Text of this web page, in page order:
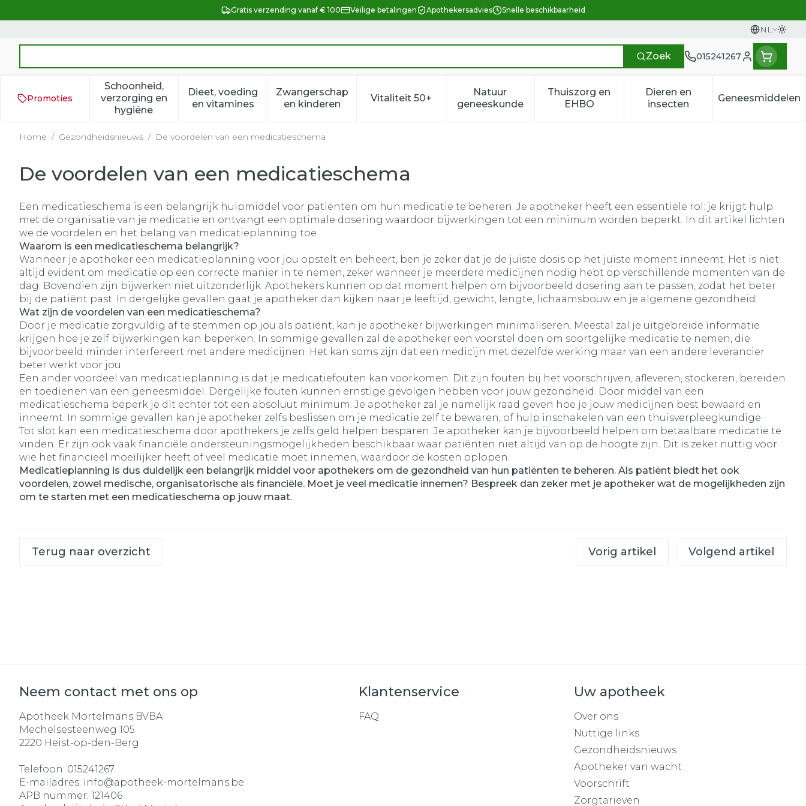
Gratis verzending vanaf € 100 Veilige betalingen Apothekersadvies Snelle beschikbaarheid
NL
Talen
Zoek 015241267
Klant menu
Promoties
Schoonheid,
verzorging en
hygiëne
Toon submenu voor Schoonheid, verzorging en hygiëne categorie
Dieet, voeding
en vitaminesToon submenu voor Dieet, voeding en vitamines categorie
Zwangerschap
en kinderenToon submenu voor Zwangerschap en kinderen categorie
Vitaliteit 50+Toon submenu voor Vitaliteit 50+ categorie
Natuur
geneeskunde
Toon submenu voor Natuur geneeskunde categorie
Thuiszorg en
EHBOToon submenu voor Thuiszorg en EHBO
Dieren en
insectenToon submenu voor Dieren
Geneesmiddelen
Toon
Home / Gezondheidsnieuws / De voordelen van een medicatieschema
De voordelen van een medicatieschema
Een medicatieschema is een belangrijk hulpmiddel voor patiënten om hun medicatie te beheren. Je apotheker heeft een essentiële rol: je krijgt hulp
met de organisatie van je medicatie en ontvangt een optimale dosering waardoor bijwerkingen tot een minimum worden beperkt. In dit artikel lichten
we de voordelen en het belang van medicatieplanning toe.
Waarom is een medicatieschema belangrijk?
Wanneer je apotheker een medicatieplanning voor jou opstelt en beheert, ben je zeker dat je de juiste dosis op het juiste moment inneemt. Het is niet
altijd evident om medicatie op een correcte manier in te nemen, zeker wanneer je meerdere medicijnen nodig hebt op verschillende momenten van de
dag. Bovendien zijn bijwerken niet uitzonderlijk. Apothekers kunnen op dat moment helpen om bijvoorbeeld dosering aan te passen, zodat het beter
bij de patiënt past. In dergelijke gevallen gaat je apotheker dan kijken naar je leeftijd, gewicht, lengte, lichaamsbouw en je algemene gezondheid.
Wat zijn de voordelen van een medicatieschema?
Door je medicatie zorgvuldig af te stemmen op jou als patiënt, kan je apotheker bijwerkingen minimaliseren. Meestal zal je uitgebreide informatie
krijgen hoe je zelf bijwerkingen kan beperken. In sommige gevallen zal de apotheker een voorstel doen om soortgelijke medicatie te nemen, die
bijvoorbeeld minder interfereert met andere medicijnen. Het kan soms zijn dat een medicijn met dezelfde werking maar van een andere leverancier
beter werkt voor jou.
Een ander voordeel van medicatieplanning is dat je medicatiefouten kan voorkomen. Dit zijn fouten bij het voorschrijven, afleveren, stockeren, bereiden
en toedienen van een geneesmiddel. Dergelijke fouten kunnen ernstige gevolgen hebben voor jouw gezondheid. Door middel van een
medicatieschema beperk je dit echter tot een absoluut minimum. Je apotheker zal je namelijk raad geven hoe je jouw medicijnen best bewaard en
inneemt. In sommige gevallen kan je apotheker zelfs beslissen om je medicatie zelf te bewaren, of hulp inschakelen van een thuisverpleegkundige.
Tot slot kan een medicatieschema door apothekers je zelfs geld helpen besparen. Je apotheker kan je bijvoorbeeld helpen om betaalbare medicatie te
vinden. Er zijn ook vaak financiële ondersteuningsmogelijkheden beschikbaar waar patiënten niet altijd van op de hoogte zijn. Dit is zeker nuttig voor
wie het financieel moeilijker heeft of veel medicatie moet innemen, waardoor de kosten oplopen.
Medicatieplanning is dus duidelijk een belangrijk middel voor apothekers om de gezondheid van hun patiënten te beheren. Als patiënt biedt het ook
voordelen, zowel medische, organisatorische als financiële. Moet je veel medicatie innemen? Bespreek dan zeker met je apotheker wat de mogelijkheden zijn
om te starten met een medicatieschema op jouw maat.
Terug naar overzicht Vorig artikel Volgend artikel
Neem contact met ons op
Apotheek Mortelmans BVBA
Mechelsesteenweg 105
2220 Heist-op-den-Berg
Telefoon: 015241267
E-mailadres: info@apotheek-mortelmans.be
APB nummer: 121406
Klantenservice
FAQ
Uw apotheek
Over ons
Nuttige links
Gezondheidsnieuws
Apotheker van wacht
Voorschrift
Zorgtarieven